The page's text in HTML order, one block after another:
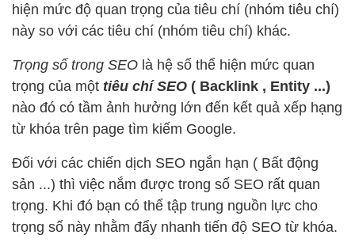
hiện mức độ quan trọng của tiêu chí (nhóm tiêu chí)
này so với các tiêu chí (nhóm tiêu chí) khác.
Trọng số trong SEO là hệ số thể hiện mức quan
trọng của một tiêu chí SEO ( Backlink , Entity ...)
nào đó có tầm ảnh hưởng lớn đến kết quả xếp hạng
từ khóa trên page tìm kiếm Google.
Đối với các chiến dịch SEO ngắn hạn ( Bất động
sản ...) thì việc nắm được trong số SEO rất quan
trọng. Khi đó bạn có thể tập trung nguồn lực cho
trọng số này nhằm đẩy nhanh tiến độ SEO từ khóa.